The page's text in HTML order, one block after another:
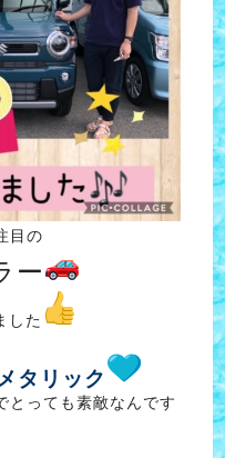
目の
ー
した
タリック
とっても素敵なんです